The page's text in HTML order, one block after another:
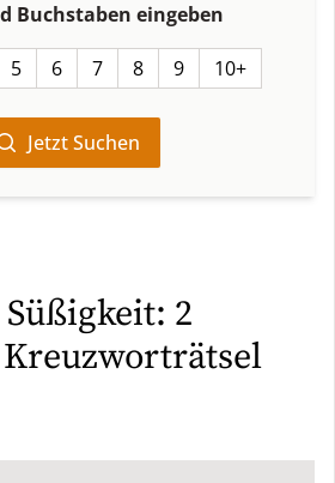
Buchstaben eingeben
5 6 7 8 9 10+
Jetzt Suchen
2